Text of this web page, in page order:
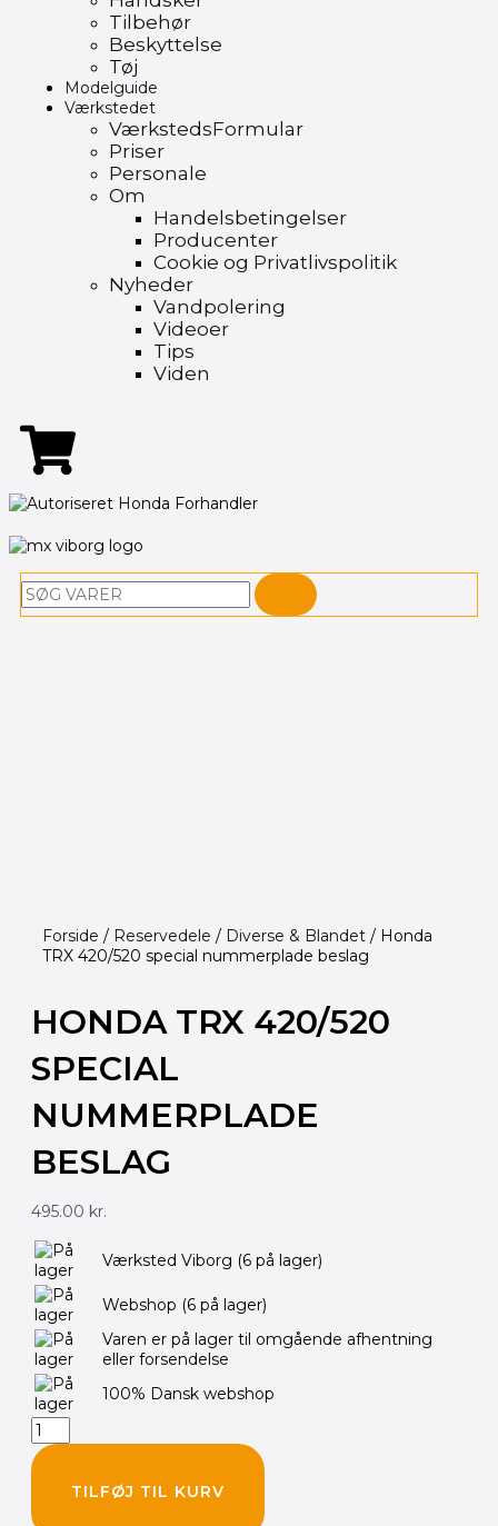
Tilbehør
Beskyttelse
Tøj
Modelguide
Værkstedet
VærkstedsFormular
Priser
Personale
Om
Handelsbetingelser
Producenter
Cookie og Privatlivspolitik
Nyheder
Vandpolering
Videoer
Tips
Viden
Søg
Forside / Reservedele / Diverse & Blandet / Honda
TRX 420/520 special nummerplade beslag
HONDA TRX 420/520
SPECIAL
NUMMERPLADE
BESLAG
495.00 kr.
Værksted Viborg (6 på lager)
Webshop (6 på lager)
Varen er på lager til omgående afhentning
eller forsendelse
100% Dansk webshop
Honda
TRX
420/520
special
nummerplade
beslag
antal
TILFØJ TIL KURV